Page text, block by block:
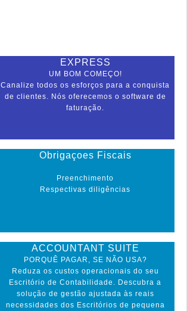
EXPRESS
UM BOM COMEÇO!
Canalize todos os esforços para a conquista
de clientes. Nós oferecemos o software de
faturação.
Obrigaçoes Fiscais
Preenchimento
Respectivas diligências
ACCOUNTANT SUITE
PORQUÊ PAGAR, SE NÃO USA?
Reduza os custos operacionais do seu
Escritório de Contabilidade. Descubra a
solução de gestão ajustada às reais
necessidades dos Escritórios de pequena